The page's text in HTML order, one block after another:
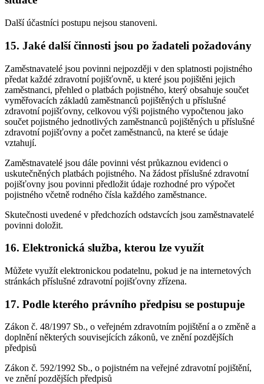
Další účastníci postupu nejsou stanoveni.
15. Jaké další činnosti jsou po žadateli požadovány
Zaměstnavatelé jsou povinni nejpozději v den splatnosti pojistného
předat každé zdravotní pojišťovně, u které jsou pojištěni jejich
zaměstnanci, přehled o platbách pojistného, který obsahuje součet
vyměřovacích základů zaměstnanců pojištěných u příslušné
zdravotní pojišťovny, celkovou výši pojistného vypočtenou jako
součet pojistného jednotlivých zaměstnanců pojištěných u příslušné
zdravotní pojišťovny a počet zaměstnanců, na které se údaje
vztahují.
Zaměstnavatelé jsou dále povinni vést průkaznou evidenci o
uskutečněných platbách pojistného. Na žádost příslušné zdravotní
pojišťovny jsou povinni předložit údaje rozhodné pro výpočet
pojistného včetně rodného čísla každého zaměstnance.
Skutečnosti uvedené v předchozích odstavcích jsou zaměstnavatelé
povinni doložit.
16. Elektronická služba, kterou lze využít
Můžete využít elektronickou podatelnu, pokud je na internetových
stránkách příslušné zdravotní pojišťovny zřízena.
17. Podle kterého právního předpisu se postupuje
Zákon č. 48/1997 Sb., o veřejném zdravotním pojištění a o změně a
doplnění některých souvisejících zákonů, ve znění pozdějších
předpisů
Zákon č. 592/1992 Sb., o pojistném na veřejné zdravotní pojištění,
ve znění pozdějších předpisů